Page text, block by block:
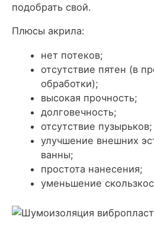
подобрать свой.
Плюсы акрила:
нет потеков;
отсутствие пятен (в
обработки);
высокая прочность;
долговечность;
отсутствие пузырьков;
улучшение внешних
ванны;
простота нанесения;
уменьшение